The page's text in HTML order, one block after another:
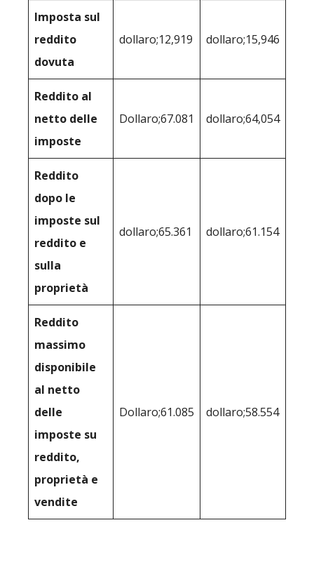
Imposta sul
reddito
dovuta
dollaro;12,919 dollaro;15,946
Reddito al
netto delle
imposte
Dollaro;67.081 dollaro;64,054
Reddito
dopo le
imposte sul
reddito e
sulla
proprietà
dollaro;65.361 dollaro;61.154
Reddito
massimo
disponibile
al netto
delle
imposte su
reddito,
proprietà e
vendite
Dollaro;61.085 dollaro;58.554